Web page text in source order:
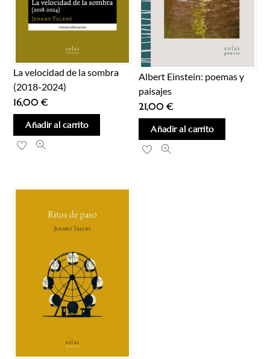
La velocidad de la sombra
(2018-2024)
16,00€
Añadir al carrito
Albert Einstein: poemas y
paisajes
21,00€
Añadir al carrito